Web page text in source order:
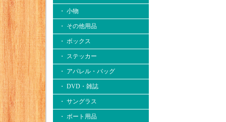
・ 小物
・ その他用品
・ ボックス
・ ステッカー
・ アパレル・バッグ
・ DVD・雑誌
・ サングラス
・ ボート用品